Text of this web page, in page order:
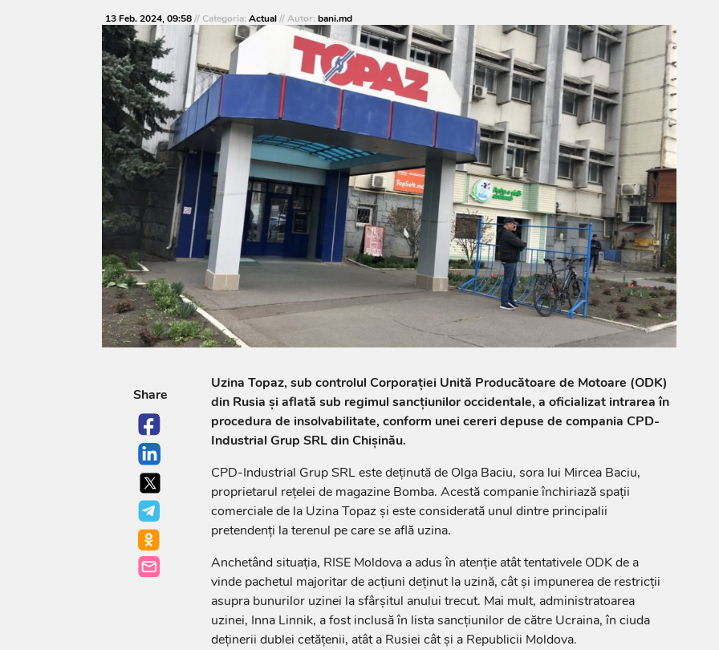
13 Feb. 2024, 09:58// Categoria: Actual// Autor: bani.md
Share
Uzina Topaz, sub controlul Corporației Unită Producătoare de Motoare (ODK)
din Rusia și aflată sub regimul sancțiunilor occidentale, a oficializat intrarea în
procedura de insolvabilitate, conform unei cereri depuse de compania CPD-
Industrial Grup SRL din Chișinău.
CPD-Industrial Grup SRL este deținută de Olga Baciu, sora lui Mircea Baciu,
proprietarul rețelei de magazine Bomba. Acestă companie închiriază spații
comerciale de la Uzina Topaz și este considerată unul dintre principalii
pretendenți la terenul pe care se află uzina.
Anchetând situația, RISE Moldova a adus în atenție atât tentativele ODK de a
vinde pachetul majoritar de acțiuni deținut la uzină, cât și impunerea de restricții
asupra bunurilor uzinei la sfârșitul anului trecut. Mai mult, administratoarea
uzinei, Inna Linnik, a fost inclusă în lista sancțiunilor de către Ucraina, în ciuda
deținerii dublei cetățenii, atât a Rusiei cât și a Republicii Moldova.